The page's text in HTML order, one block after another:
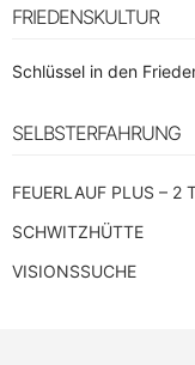
FRIEDENSKULTUR
Schlüssel in den
SELBSTERFAHRUNG
FEUERLAUF PLUS – 2
SCHWITZHÜTTE
VISIONSSUCHE